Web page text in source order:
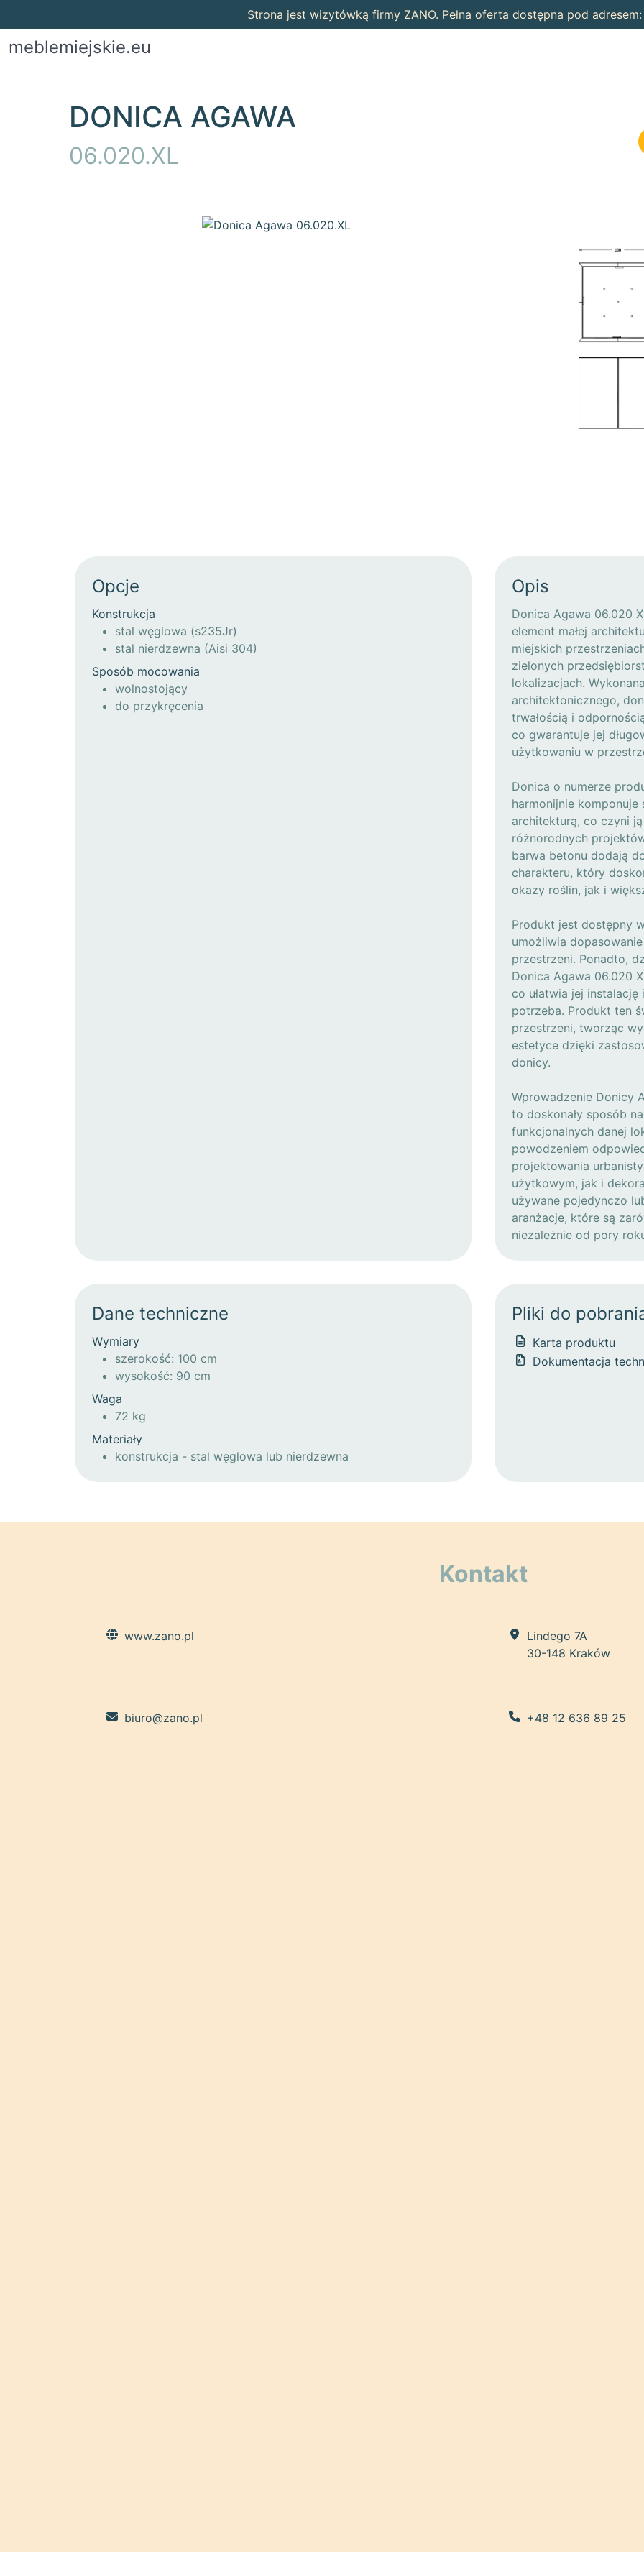
Strona jest wizytówką firmy ZANO. Pełna oferta dostępna pod adresem:
meblemiejskie.eu
DONICA AGAWA
06.020.XL
Opcje
Konstrukcja
stal węglowa (s235Jr)
stal nierdzewna (Aisi 304)
Sposób mocowania
wolnostojący
do przykręcenia
Opis
Donica Agawa 06.020
element małej
miejskich
zielonych
lokalizacjach.
architektonicznego,
trwałością i
co gwarantuje jej
użytkowaniu w
Donica o numerze
harmonijnie
architekturą, co czyni
różnorodnych
barwa betonu dodają
charakteru, który
okazy roślin, jak i
Produkt jest dostępny
umożliwia
przestrzeni. Ponadto,
Donica Agawa 06.020
co ułatwia jej
potrzeba. Produkt ten
przestrzeni, tworząc
estetyce dzięki
donicy.
Wprowadzenie Donicy
to doskonały sposób
funkcjonalnych danej
powodzeniem
projektowania
użytkowym, jak i
używane pojedynczo
aranżacje, które są
niezależnie od pory
Dane techniczne
Wymiary
szerokość: 100 cm
wysokość: 90 cm
Waga
72 kg
Materiały
konstrukcja - stal węglowa lub nierdzewna
Pliki do
Karta produktu
Dokumentacja
Kontakt
www.zano.pl
Lindego 7A
30-148 Kraków
biuro@zano.pl +48 12 636 89 25